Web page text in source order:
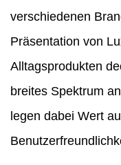
verschiedenen
Präsentation von
Alltagsprodukten
breites Spektrum
legen dabei Wert